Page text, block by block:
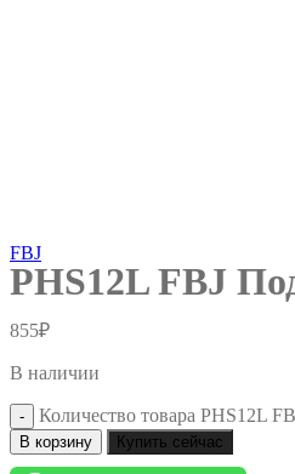
FBJ
PHS12L FBJ
855₽
В наличии
Количество товара PHS12L
В корзину Купить сейчас